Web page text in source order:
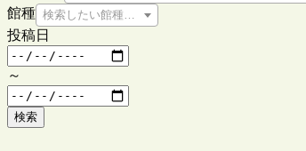
館種 検索したい館種を選択してください
投稿日
～
検索